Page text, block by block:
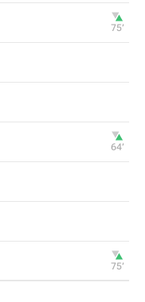
75‎’‎
64‎’‎
75‎’‎